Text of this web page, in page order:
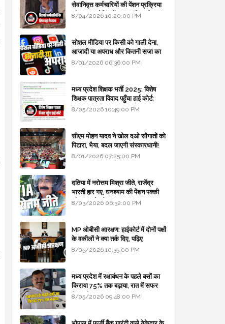
सेवानिवृत्त कर्मचारियों की पेंशन प्रक्रिया
और बजट कोडिंग में हुए क्रांतिकारी
8/04/2026 10:20:00 PM
सोशल मीडिया पर किसी को गाली देना,
आजादी या अपराध और कितनी सजा का
प्रावधान - free legal advice
8/01/2026 06:36:00 PM
मध्य प्रदेश शिक्षक भर्ती 2025: विशेष
शिक्षक पात्रता विवाद पहुँचा हाई कोर्ट;
सरकार से माँगा जवाब
8/05/2026 10:49:00 PM
सीएम मोहन यादव ने खोल दओ सौगातों को
पिटारा, भैया, बदल जाएगी संस्कारधानी!
8/01/2026 07:25:00 PM
दतिया में नरोत्तम मिश्रा जीते, राजेंद्र
भारती हार गए, घनश्याम की पेंशन पक्की
और आशुतोष बैक टू...
8/03/2026 06:32:00 PM
MP ओबीसी आरक्षण: हाईकोर्ट में दोनों पक्षों
के वकीलों ने क्या तर्क दिए, पढ़िए
8/05/2026 10:35:00 PM
मध्य प्रदेश में रक्षाबंधन के पहले बसों का
किराया 75% तक बढ़ाया, रात में सफर
किया तो 10% एक्स्ट्रा
8/05/2026 09:48:00 PM